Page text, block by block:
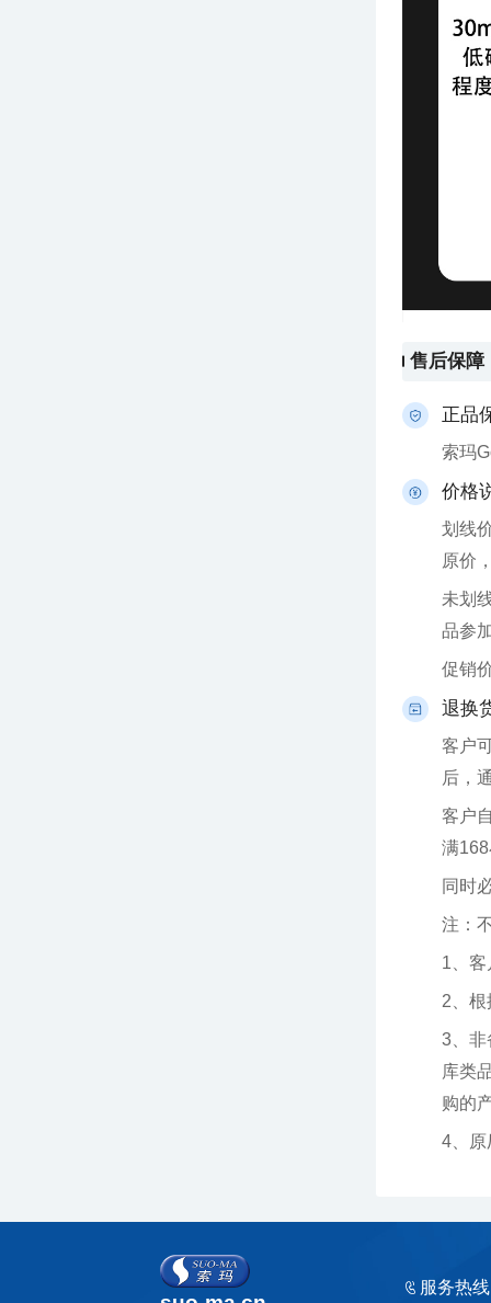
售后保障
正品
索玛
价格
原价
品参
促销
退换
后，
满
同时
注：
1、
2、
购的
4、原
服务热